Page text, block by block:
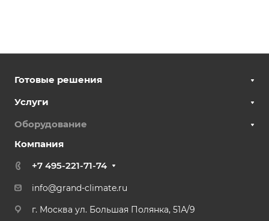
Готовые решения
Услуги
Оборудование
Компания
+7 495-221-71-74
info@grand-climate.ru
г. Москва ул. Большая Полянка, 51А/9